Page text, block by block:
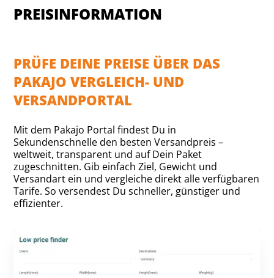
PREISINFORMATION
PRÜFE DEINE PREISE ÜBER DAS
PAKAJO VERGLEICH- UND
VERSANDPORTAL
Mit dem Pakajo Portal findest Du in
Sekundenschnelle den besten Versandpreis –
weltweit, transparent und auf Dein Paket
zugeschnitten. Gib einfach Ziel, Gewicht und
Versandart ein und vergleiche direkt alle verfügbaren
Tarife. So versendest Du schneller, günstiger und
effizienter.